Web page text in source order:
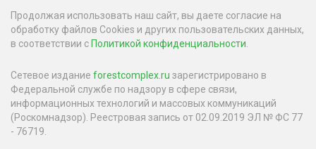
Продолжая использовать наш сайт, вы даете согласие на
обработку файлов Cookies и других пользовательских данных,
в соответствии с Политикой конфиденциальности
Сетевое издание forestcomplex.ru зарегистрировано в
Федеральной службе по надзору в сфере связи,
информационных технологий и массовых коммуникаций
(Роскомнадзор). Реестровая запись от 02.09.2019 ЭЛ № ФС 77
- 76719.